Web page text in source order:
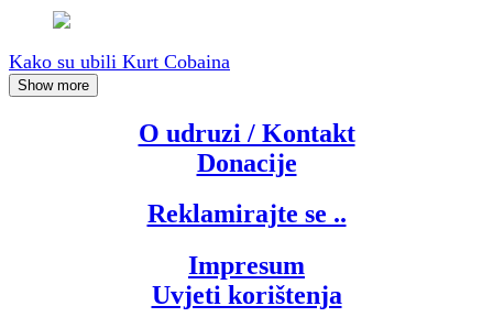
Kako su ubili Kurt Cobaina
Show more
O udruzi / Kontakt
Donacije
Reklamirajte se ..
Impresum
Uvjeti korištenja